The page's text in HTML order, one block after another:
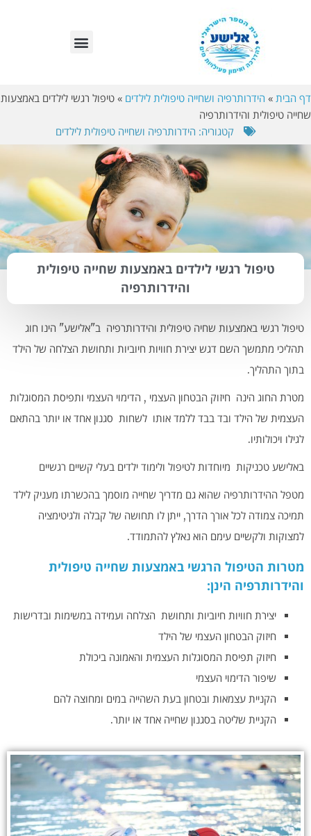
דף הבית » הידרותרפיה ושחייה טיפולית לילדים » טיפול רגשי לילדים באמצעות
שחייה טיפולית והידרותרפיה
קטגוריה: הידרותרפיה ושחייה טיפולית לילדים
טיפול רגשי לילדים באמצעות שחייה טיפולית
והידרותרפיה
טיפול רגשי באמצעות שחיה טיפולית והידרותרפיה ב"אלישע" הינו חוג
תהליכי מתמשך השם דגש יצירת חוויות חיוביות ותחושת הצלחה של הילד
בתוך התהליך.
מטרת החוג הינה חיזוק הבטחון העצמי , הדימוי העצמי ותפיסת המסוגלות
העצמית של הילד ובד בבד ללמד אותו לשחות סגנון אחד או יותר בהתאם
לגילו ויכולותיו.
באלישע טכניקות מיוחדות לטיפול ולימוד ילדים בעלי קשיים רגשיים
מטפל ההידרותרפיה שהוא גם מדריך שחייה מוסמך בהכשרתו מעניק לילד
תמיכה צמודה לכל אורך הדרך, ייתן לו תחושה של קבלה ולגיטימציה
למצוקות ולקשיים עימם הוא נאלץ להתמודד.
מטרות הטיפול הרגשי באמצעות שחייה טיפולית
והידרותרפיה הינן:
יצירת חוויות חיוביות ותחושת הצלחה ועמידה במשימות ובדרישות
חיזוק הבטחון העצמי של הילד
חיזוק תפיסת המסוגלות העצמית והאמונה ביכולת
שיפור הדימוי העצמי
הקניית עצמאות ובטחון בעת השהייה במים ומחוצה להם
הקניית שליטה בסגנון שחייה אחד או יותר.